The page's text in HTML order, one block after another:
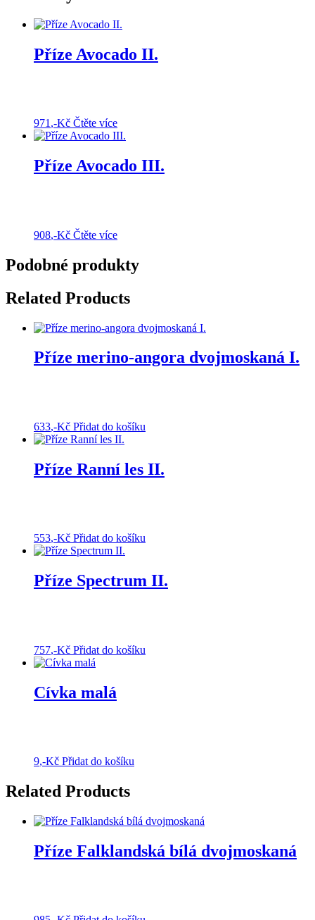
Příze Avocado II.
971 ,-Kč Čtěte více
Příze Avocado III.
908,-Kč Čtěte více
Podobné produkty
Related Products
Příze merino-angora dvojmoskaná I.
633,-Kč Přidat do košíku
Příze Ranní les II.
553,-Kč Přidat do košíku
Příze Spectrum II.
757,-Kč Přidat do košíku
Cívka malá
9,-Kč Přidat do košíku
Related Products
Příze Falklandská bílá dvojmoskaná